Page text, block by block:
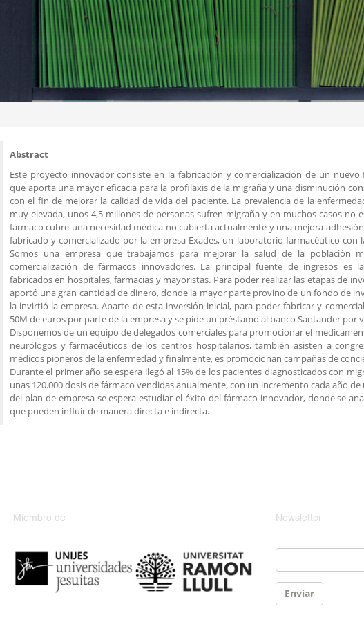
Abstract
Este proyecto innovador consiste en la fabricación y comercialización de un nuevo
que aporta una mayor eficacia para la profilaxis de la migraña y una disminución
con el fin de mejorar la calidad de vida del paciente. La prevalencia de la
muy elevada, unos 4,5 millones de personas sufren migraña y en muchos casos no
fármaco cubre una necesidad médica no cubierta actualmente y una mejora
fabricado y comercializado por la empresa Exades, un laboratorio farmacéutico con
Somos una empresa que trabajamos para mejorar la salud de la población
comercialización de fármacos innovadores. La principal fuente de ingresos es
fabricados en hospitales, farmacias y mayoristas. Para poder realizar las etapas de
aportó una gran cantidad de dinero, donde la mayor parte provino de un fondo de
la invirtió la empresa. Aparte de esta inversión inicial, para poder fabricar y
50M de euros por parte de la empresa y se pide un préstamo al banco Santander por
Disponemos de un equipo de delegados comerciales para promocionar el
neurólogos y farmacéuticos de los centros hospitalarios, también asisten a
médicos pioneros de la enfermedad y finalmente, es promocionan campañas de
Durante el primer año se espera llegó al 15% de los pacientes diagnosticados con
unas 120.000 dosis de fármaco vendidas anualmente, con un incremento cada año de
del plan de empresa se espera estudiar el éxito del fármaco innovador, donde se
que pueden influir de manera directa e indirecta.
Miembro de Newsletter
Email
Enviar